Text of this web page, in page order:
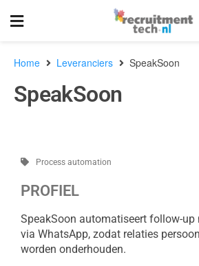
Home Leveranciers SpeakSoon
SpeakSoon
Process automation
PROFIEL
SpeakSoon automatiseert follow-up
via WhatsApp, zodat relaties
worden onderhouden.